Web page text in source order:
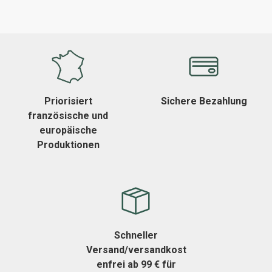
Priorisiert
französische und
europäische
Produktionen
Sichere Bezahlung
Schneller
Versand/versandkost
enfrei ab 99 € für